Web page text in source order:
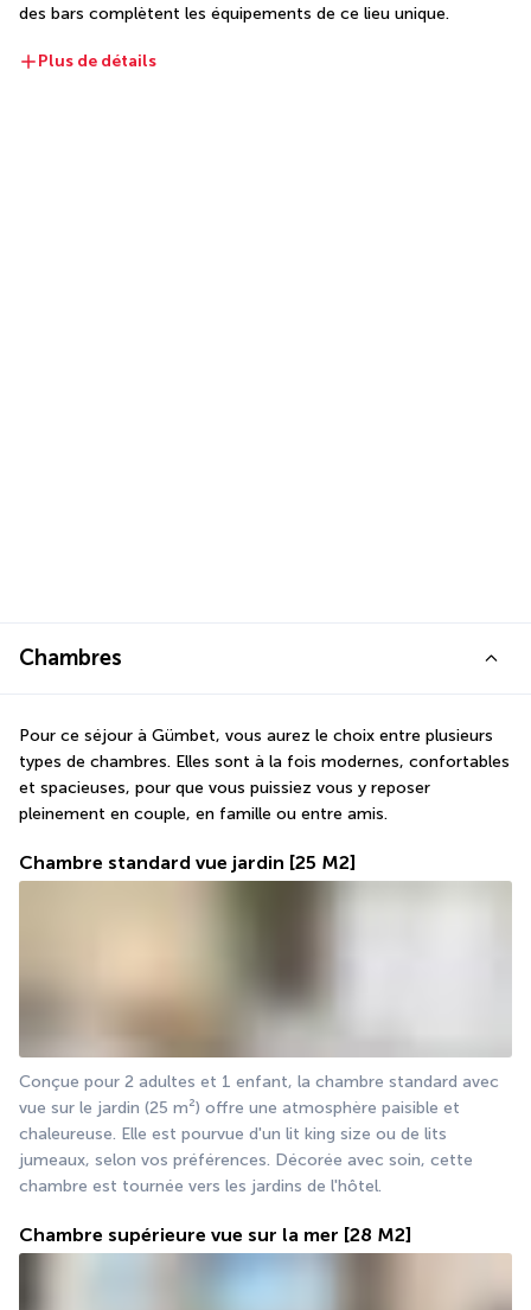
des bars complètent les équipements de ce lieu unique.
Plus de détails
Chambres
Pour ce séjour à Gümbet, vous aurez le choix entre plusieurs
types de chambres. Elles sont à la fois modernes, confortables
et spacieuses, pour que vous puissiez vous y reposer
pleinement en couple, en famille ou entre amis.
Chambre standard vue jardin [25 M2]
Conçue pour 2 adultes et 1 enfant, la chambre standard avec
vue sur le jardin (25 m²) offre une atmosphère paisible et
chaleureuse. Elle est pourvue d'un lit king size ou de lits
jumeaux, selon vos préférences. Décorée avec soin, cette
chambre est tournée vers les jardins de l'hôtel.
Chambre supérieure vue sur la mer [28 M2]